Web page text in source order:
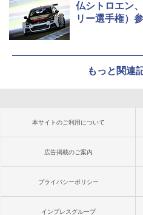
仏シトロエン
リー選手権）
もっと関連
本サイトのご利用について
広告掲載のご案内
プライバシーポリシー
インプレスグループ